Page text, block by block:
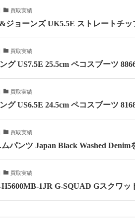
買取実績
ジョーンズ UK5.5E ストレートチ
買取実績
グ US7.5E 25.5cm ペコスブーツ
買取実績
グ US6.5E 24.5cm ペコスブーツ
買取実績
パンツ Japan Black Washed Denim
買取実績
1JR G-SQUAD Gスクワッ